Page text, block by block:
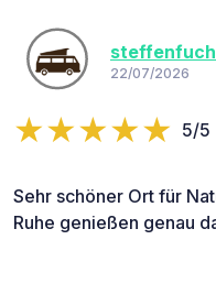
22/07/2026
5/5
Sehr schöner Ort für
Ruhe genießen genau